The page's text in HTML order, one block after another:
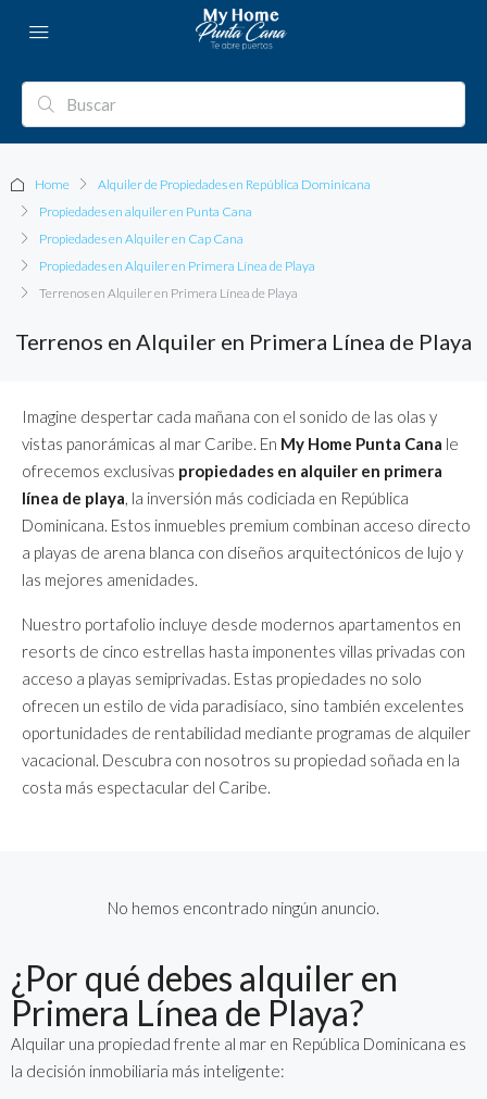
Home
Alquiler de Propiedades en República Dominicana
Propiedades en alquiler en Punta Cana
Propiedades en Alquiler en Cap Cana
Propiedades en Alquiler en Primera Línea de Playa
Terrenos en Alquiler en Primera Línea de Playa
Terrenos en Alquiler en Primera Línea de Playa
Imagine despertar cada mañana con el sonido de las olas y
vistas panorámicas al mar Caribe. En My Home Punta Cana le
ofrecemos exclusivas propiedades en alquiler en primera
línea de playa, la inversión más codiciada en República
Dominicana. Estos inmuebles premium combinan acceso directo
a playas de arena blanca con diseños arquitectónicos de lujo y
las mejores amenidades.
Nuestro portafolio incluye desde modernos apartamentos en
resorts de cinco estrellas hasta imponentes villas privadas con
acceso a playas semiprivadas. Estas propiedades no solo
ofrecen un estilo de vida paradisíaco, sino también excelentes
oportunidades de rentabilidad mediante programas de alquiler
vacacional. Descubra con nosotros su propiedad soñada en la
costa más espectacular del Caribe.
No hemos encontrado ningún anuncio.
¿Por qué debes alquiler en
Primera Línea de Playa?
Alquilar una propiedad frente al mar en República Dominicana es
la decisión inmobiliaria más inteligente: